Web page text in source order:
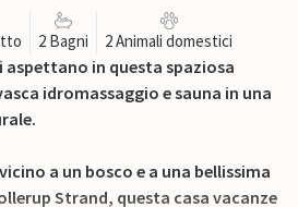
2 Bagni 2 Animali domestici
aspettano in questa spaziosa
idromassaggio e sauna in una
a un bosco e a una bellissima
Strand, questa casa vacanze